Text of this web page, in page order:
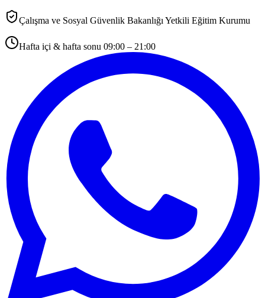
Çalışma ve Sosyal Güvenlik Bakanlığı Yetkili Eğitim Kurumu
Hafta içi & hafta sonu 09:00 – 21:00